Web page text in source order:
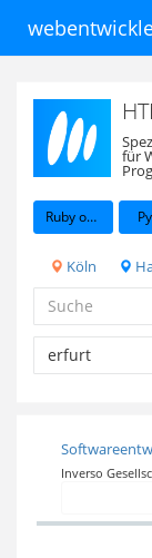
für
Ruby on Rails
Köln
Inverso